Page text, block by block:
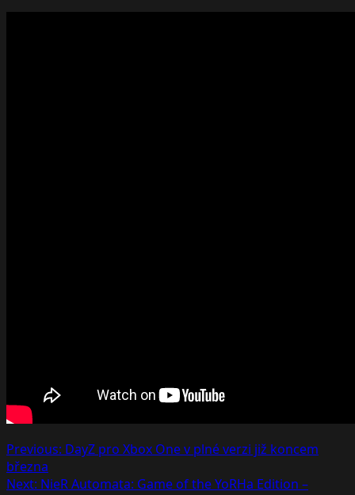
Post
navigation
Previous: DayZ pro Xbox One v plné verzi již koncem
března
Next: NieR Automata: Game of the YoRHa Edition –